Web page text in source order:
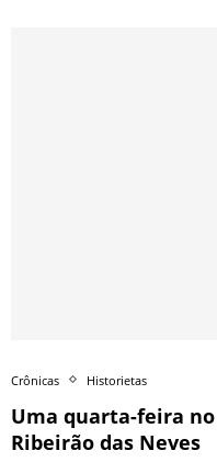
Crônicas Historietas
Uma quarta-feira
Ribeirão das Neves